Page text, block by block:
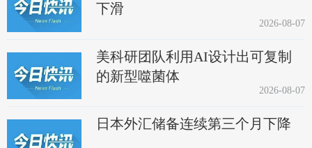
下滑
2026-08-07
美科研团队利用AI设计出可复制
的新型噬菌体
2026-08-07
日本外汇储备连续第三个月下降